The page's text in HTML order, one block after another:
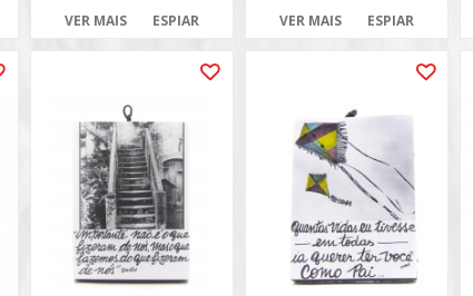
VER MAIS
ESPIAR
VER MAIS
ESPIAR